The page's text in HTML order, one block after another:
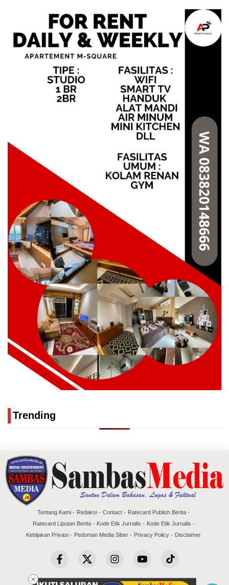
Trending
Tentang Kami Redaksi Contact
Ratecard Publish Berita
Ratecard Liputan Berita
Kode Etik Jurnalis
Kode Etik Jurnalis
Kebijakan Privasi
Pedoman Media Siber Privacy Policy Disclaimer
Copyright @2026 Sambas Media